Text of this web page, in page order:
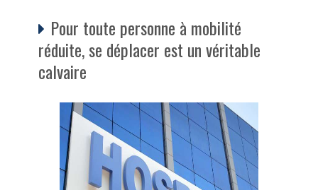
Pour toute personne à mobilité
réduite, se déplacer est un véritable
calvaire